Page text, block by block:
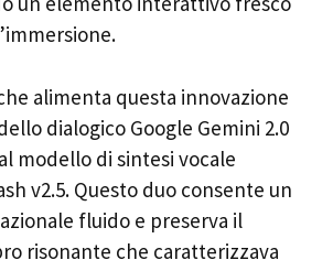
alimenta questa innovazione
dialogico Google Gemini 2.0
modello di sintesi vocale
v2.5. Questo duo consente un
fluido e preserva il
risonante che caratterizzava